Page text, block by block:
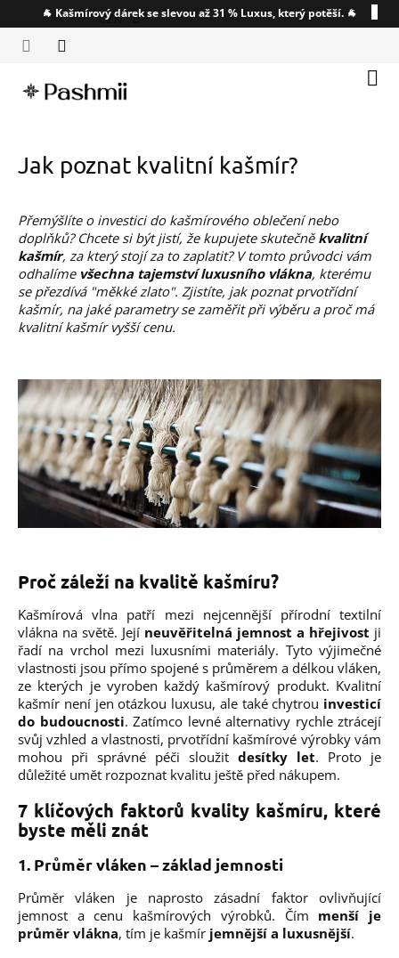
na
obsah
🐐 Kašmírový dárek se slevou až 31 % Luxus, který potěší. 🐐
CZK
Jak poznat kvalitní kašmír?
Přemýšlíte o investici do kašmírového oblečení nebo
doplňků? Chcete si být jistí, že kupujete skutečněkvalitní
kašmír, za který stojí za to zaplatit? V tomto průvodci vám
odhalíme všechna tajemství luxusního vlákna, kterému
se přezdívá "měkké zlato". Zjistíte, jak poznat prvotřídní
kašmír, na jaké parametry se zaměřit při výběru a proč má
kvalitní kašmír vyšší cenu.
Proč záleží na kvalitě kašmíru?
Kašmírová vlna patří mezi nejcennější přírodní textilní
vlákna na světě. Její neuvěřitelná jemnost a hřejivost ji
řadí na vrchol mezi luxusními materiály. Tyto výjimečné
vlastnosti jsou přímo spojené s průměrem a délkou vláken,
ze kterých je vyroben každý kašmírový produkt. Kvalitní
kašmír není jen otázkou luxusu, ale také chytrou investicí
do budoucnosti. Zatímco levné alternativy rychle ztrácejí
svůj vzhled a vlastnosti, prvotřídní kašmírové výrobky vám
mohou při správné péči sloužit desítky let. Proto je
důležité umět rozpoznat kvalitu ještě před nákupem.
7 klíčových faktorů kvality kašmíru, které
byste měli znát
1. Průměr vláken – základ jemnosti
Průměr vláken je naprosto zásadní faktor ovlivňující
jemnost a cenu kašmírových výrobků. Čím menší je
průměr vlákna, tím je kašmír jemnější a luxusnější.